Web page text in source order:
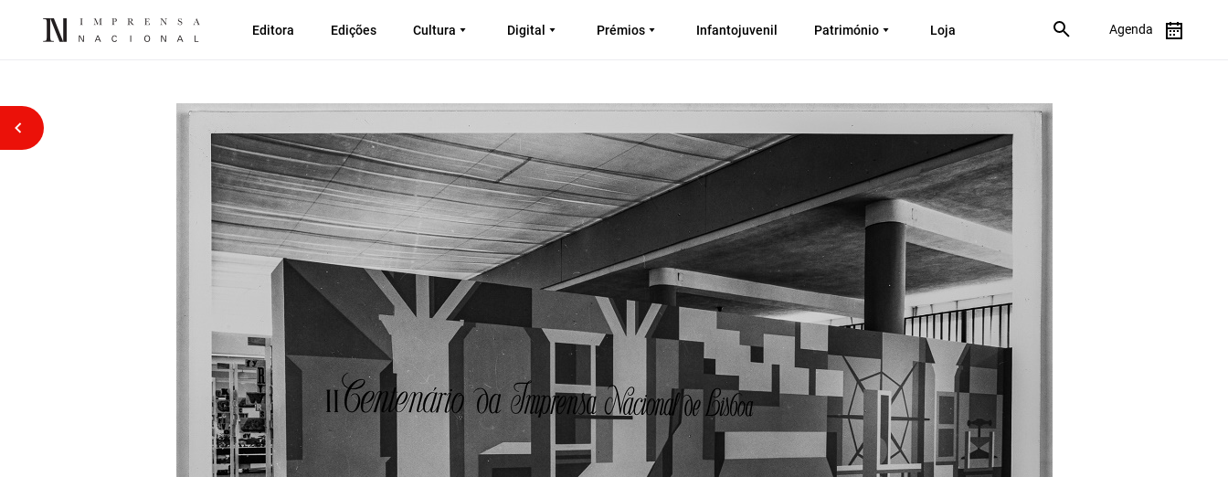
Editora Edições Cultura Digital Prémios Infantojuvenil Património Loja Agenda
Voltar atrás